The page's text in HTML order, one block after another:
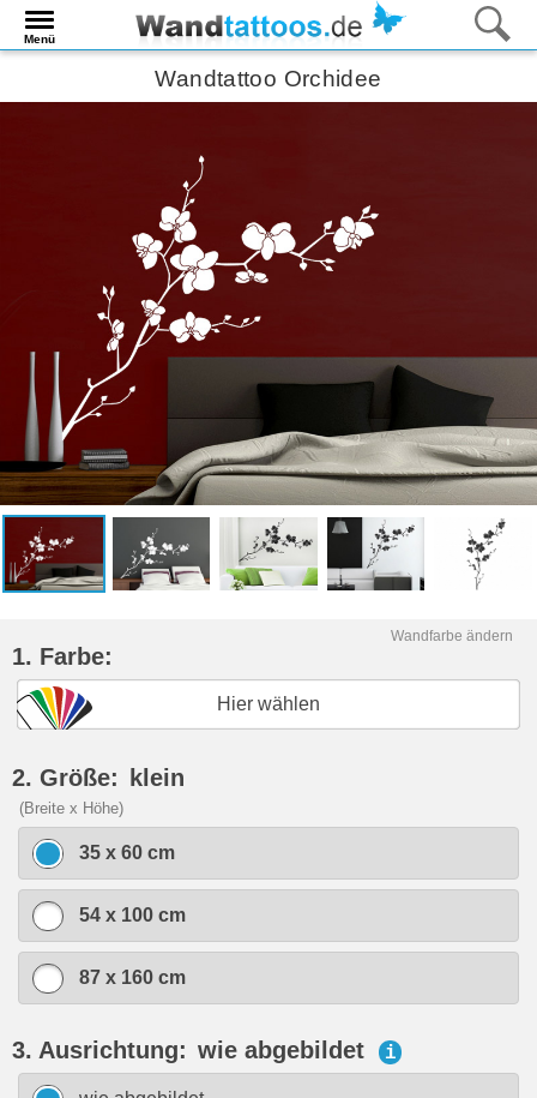
Menü
Wandtattoo Orchidee
Wandfarbe ändern
1. Farbe:
Hier wählen
2. Größe: klein
(Breite x Höhe)
35 x 60 cm
54 x 100 cm
87 x 160 cm
3. Ausrichtung: wie abgebildet i